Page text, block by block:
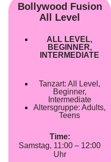
Bollywood Fusion
All Level
ALL LEVEL,
BEGINNER,
INTERMEDIATE
Tanzart: All Level ,
Beginner,
Intermediate
Altersgruppe: Adults,
Teens
Time:
Samstag, 11:00 – 12:00
Uhr